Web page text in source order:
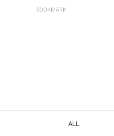
BOOKMARK
ALL